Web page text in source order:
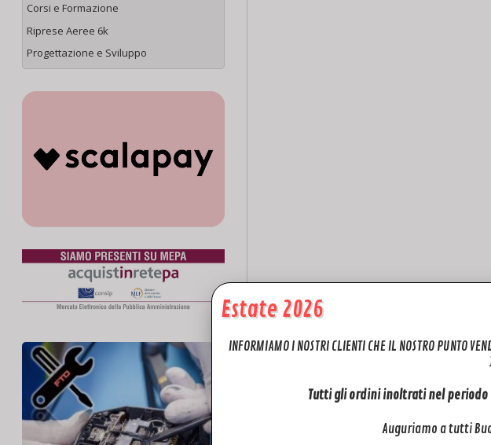
Corsi e Formazione
Riprese Aeree 6k
Progettazione e Sviluppo
Estate 2026
INFORMIAMO I NOSTRI CLIENTI CHE IL NOSTRO PUNTO
Tutti gli ordini inoltrati nel periodo
Auguriamo a tutti